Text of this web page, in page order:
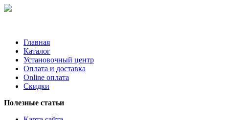
Главная
Каталог
Установочный центр
Оплата и доставка
Online оплата
Скидки
Полезные статьи